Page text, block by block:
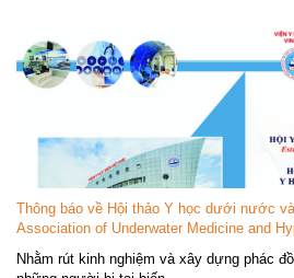
Thông báo về Hội thảo Y học dưới nước
Association of Underwater Medicine and
Nhằm rút kinh nghiệm và xây dựng phác